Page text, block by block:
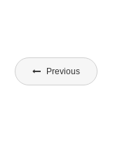
Beitragsnavigation
Previous